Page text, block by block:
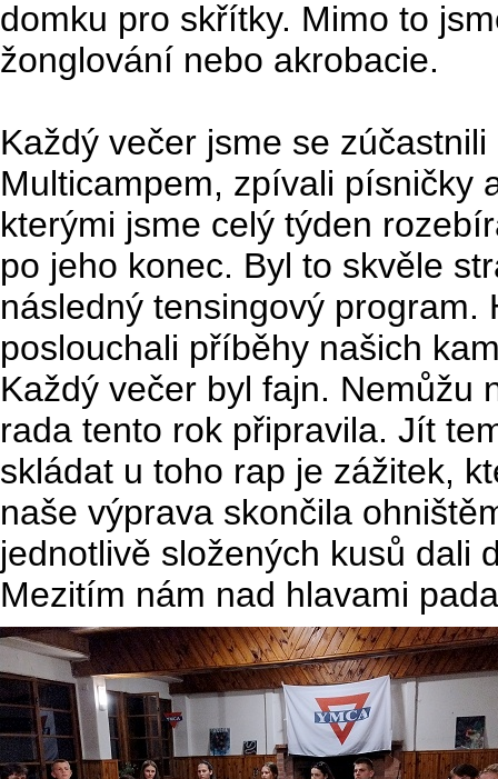
domku pro skřítky. Mimo to
žonglování nebo akrobacie.
Každý večer jsme se
Multicampem, zpívali písničky
kterými jsme celý týden
po jeho konec. Byl to skvěle
následný tensingový
poslouchali příběhy našich
Každý večer byl fajn. Nemůžu
rada tento rok připravila. Jít
skládat u toho rap je zážitek,
naše výprava skončila
jednotlivě složených kusů dali
Mezitím nám nad hlavami